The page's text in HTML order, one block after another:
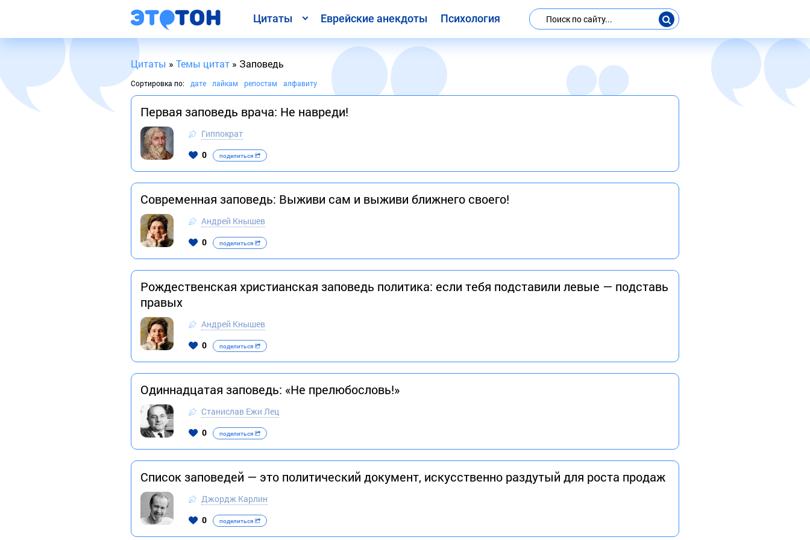
Цитаты Еврейские анекдоты Психология
Цитаты » Темы цитат » Заповедь
Сортировка по: дате лайкам репостам алфавиту
Первая заповедь врача: Не навреди!
Гиппократ
0
поделиться
Современная заповедь: Выживи сам и выживи ближнего своего!
Андрей Кнышев
0
поделиться
Рождественская христианская заповедь политика: если тебя подставили левые — подставь
правых
Андрей Кнышев
0
поделиться
Одиннадцатая заповедь: «Не прелюбословь!»
Станислав Ежи Лец
0
поделиться
Список заповедей — это политический документ, искусственно раздутый для роста продаж
Джордж Карлин
0
поделиться